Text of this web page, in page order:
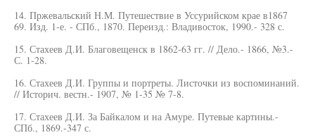
14. Пржевальский Н.М. Путешествие в Уссурийском крае в1867
69. Изд. 1-е. - СПб., 1870. Переизд.: Владивосток, 1990.- 328 с.
15. Стахеев Д.И. Благовещенск в 1862-63 гг. // Дело.- 1866, №3.-
С. 1-28.
16. Стахеев Д.И. Группы и портреты. Листочки из воспоминаний.
// Историч. вестн.- 1907, № 1-35 № 7-8.
17. Стахеев Д.И. За Байкалом и на Амуре. Путевые картины.-
СПб., 1869.-347 с.